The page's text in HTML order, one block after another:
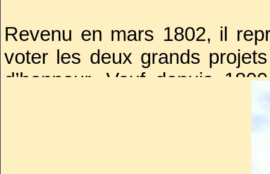
Revenu en mars 1802, il
voter les deux grands
d’honneur. Veuf depuis
Colère de Napoléon qui,